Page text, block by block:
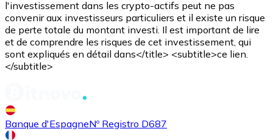
Carte de crédit / débit
Utilisez les cartes Visa et Mastercard pour acheter
Acheter avec carte
Boutique - Cartes
l'investissement dans les crypto-actifs peut ne pas
convenir aux investisseurs particuliers et il existe un risque
de perte totale du montant investi. Il est important de lire
et de comprendre les risques de cet investissement, qui
sont expliqués en détail dans</title> <subtitle>ce lien.
</subtitle>
Banque d'EspagneNº Registro D687